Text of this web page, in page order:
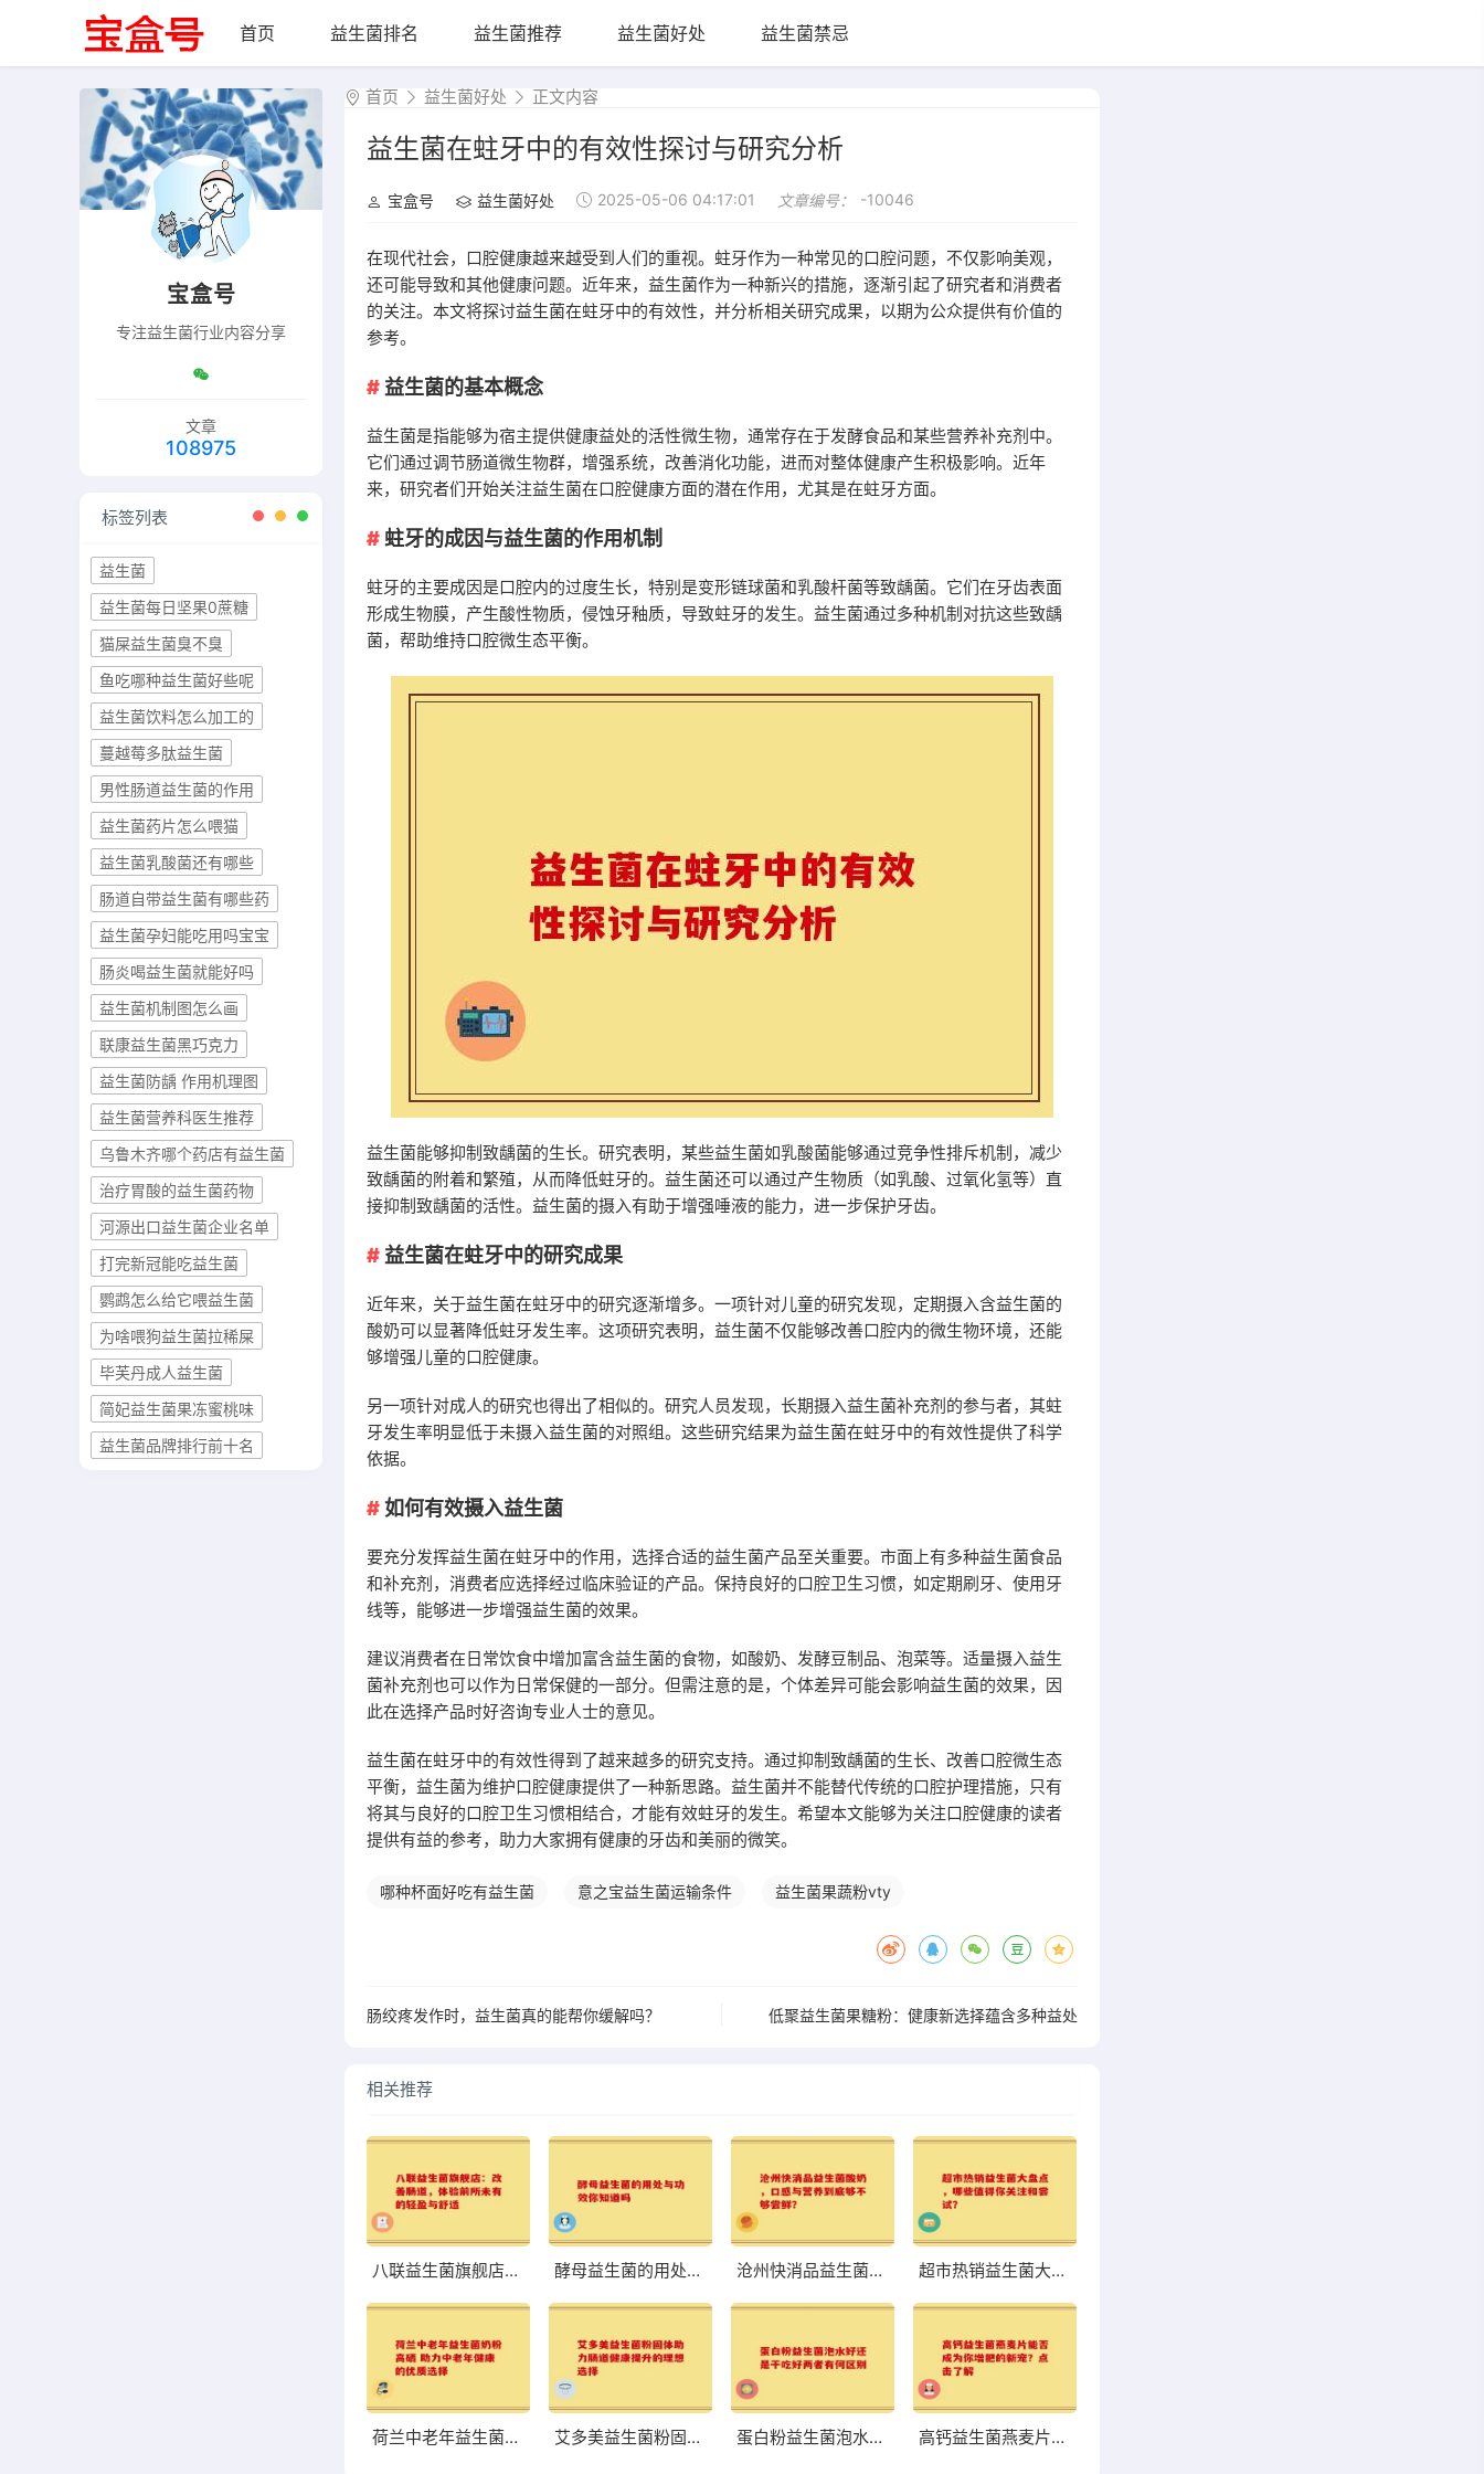
首页 益生菌排名 益生菌推荐 益生菌好处 益生菌禁忌
宝盒号
专注益生菌行业内容分享
文章
108975
标签列表
益生菌
益生菌每日坚果0蔗糖
猫屎益生菌臭不臭
鱼吃哪种益生菌好些呢
益生菌饮料怎么加工的
蔓越莓多肽益生菌
男性肠道益生菌的作用
益生菌药片怎么喂猫
益生菌乳酸菌还有哪些
肠道自带益生菌有哪些药
益生菌孕妇能吃用吗宝宝
肠炎喝益生菌就能好吗
益生菌机制图怎么画
联康益生菌黑巧克力
益生菌防龋 作用机理图
益生菌营养科医生推荐
乌鲁木齐哪个药店有益生菌
治疗胃酸的益生菌药物
河源出口益生菌企业名单
打完新冠能吃益生菌
鹦鹉怎么给它喂益生菌
为啥喂狗益生菌拉稀屎
毕芙丹成人益生菌
简妃益生菌果冻蜜桃味
益生菌品牌排行前十名
首页 益生菌好处 正文内容
益生菌在蛀牙中的有效性探讨与研究分析
宝盒号 益生菌好处 2025-05-06 04:17:01 文章编号： -10046
在现代社会，口腔健康越来越受到人们的重视。蛀牙作为一种常见的口腔问题，不仅影响美观，
还可能导致和其他健康问题。近年来，益生菌作为一种新兴的措施，逐渐引起了研究者和消费者
的关注。本文将探讨益生菌在蛀牙中的有效性，并分析相关研究成果，以期为公众提供有价值的
参考。
益生菌的基本概念
益生菌是指能够为宿主提供健康益处的活性微生物，通常存在于发酵食品和某些营养补充剂中。
它们通过调节肠道微生物群，增强系统，改善消化功能，进而对整体健康产生积极影响。近年
来，研究者们开始关注益生菌在口腔健康方面的潜在作用，尤其是在蛀牙方面。
蛀牙的成因与益生菌的作用机制
蛀牙的主要成因是口腔内的过度生长，特别是变形链球菌和乳酸杆菌等致龋菌。它们在牙齿表面
形成生物膜，产生酸性物质，侵蚀牙釉质，导致蛀牙的发生。益生菌通过多种机制对抗这些致龋
菌，帮助维持口腔微生态平衡。
益生菌能够抑制致龋菌的生长。研究表明，某些益生菌如乳酸菌能够通过竞争性排斥机制，减少
致龋菌的附着和繁殖，从而降低蛀牙的。益生菌还可以通过产生物质（如乳酸、过氧化氢等）直
接抑制致龋菌的活性。益生菌的摄入有助于增强唾液的能力，进一步保护牙齿。
益生菌在蛀牙中的研究成果
近年来，关于益生菌在蛀牙中的研究逐渐增多。一项针对儿童的研究发现，定期摄入含益生菌的
酸奶可以显著降低蛀牙发生率。这项研究表明，益生菌不仅能够改善口腔内的微生物环境，还能
够增强儿童的口腔健康。
另一项针对成人的研究也得出了相似的。研究人员发现，长期摄入益生菌补充剂的参与者，其蛀
牙发生率明显低于未摄入益生菌的对照组。这些研究结果为益生菌在蛀牙中的有效性提供了科学
依据。
如何有效摄入益生菌
要充分发挥益生菌在蛀牙中的作用，选择合适的益生菌产品至关重要。市面上有多种益生菌食品
和补充剂，消费者应选择经过临床验证的产品。保持良好的口腔卫生习惯，如定期刷牙、使用牙
线等，能够进一步增强益生菌的效果。
建议消费者在日常饮食中增加富含益生菌的食物，如酸奶、发酵豆制品、泡菜等。适量摄入益生
菌补充剂也可以作为日常保健的一部分。但需注意的是，个体差异可能会影响益生菌的效果，因
此在选择产品时好咨询专业人士的意见。
益生菌在蛀牙中的有效性得到了越来越多的研究支持。通过抑制致龋菌的生长、改善口腔微生态
平衡，益生菌为维护口腔健康提供了一种新思路。益生菌并不能替代传统的口腔护理措施，只有
将其与良好的口腔卫生习惯相结合，才能有效蛀牙的发生。希望本文能够为关注口腔健康的读者
提供有益的参考，助力大家拥有健康的牙齿和美丽的微笑。
哪种杯面好吃有益生菌 意之宝益生菌运输条件 益生菌果蔬粉vty
肠绞疼发作时，益生菌真的能帮你缓解吗？ 低聚益生菌果糖粉：健康新选择蕴含多种益处
相关推荐
八联益生菌旗舰店：改善肠道，体验前所未有的轻盈与舒适 酵母益生菌的用处与功效你知道吗 沧州快消品益生菌酸奶，口感与营养到底够不够尝鲜？ 超市热销益生菌大盘点，哪些值得你关注和尝试？
荷兰中老年益生菌奶粉高硒 助力中老年健康的优质选择 艾多美益生菌粉固体助力肠道健康提升的理想选择 蛋白粉益生菌泡水好还是干吃好两者有何区别 高钙益生菌燕麦片能否成为你增肥的新宠？点击了解